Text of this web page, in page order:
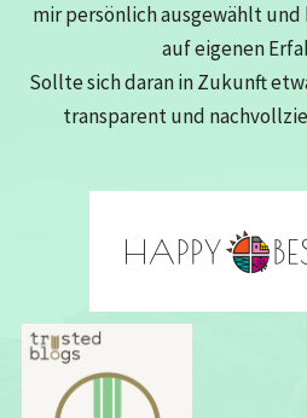
mir persönlich ausgewählt
auf eigenen
Sollte sich daran in Zukunft
transparent und